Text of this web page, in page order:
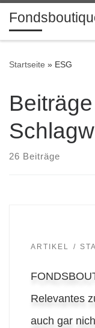
Zum Inhalt
Startseite » ESG
26 Beiträge
ARTIKEL
Relevantes
auch gar